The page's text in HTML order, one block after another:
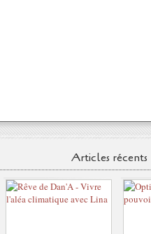
Articles récents